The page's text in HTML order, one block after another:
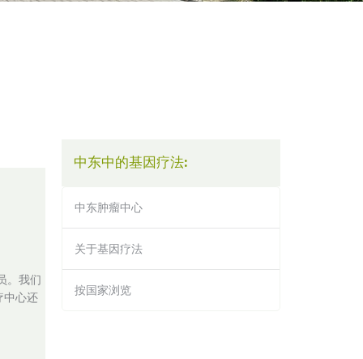
。我们
中心还
中东中的基因疗法:
中东肿瘤中心
关于基因疗法
按国家浏览